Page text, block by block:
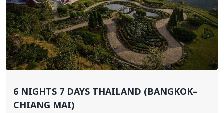
6 NIGHTS 7 DAYS THAILAND (BANGKOK–
CHIANG MAI)